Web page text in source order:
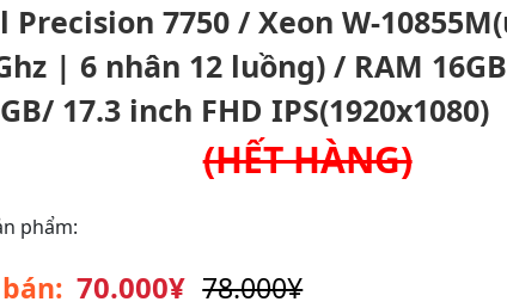
Precision 7750 / Xeon W-
| 6 nhân 12 luồng) / RAM
17.3 inch FHD IPS(1920x1080)
(HẾT HÀNG)
phẩm:
70.000¥ 78.000¥